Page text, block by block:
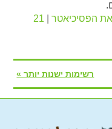
הפסיכיאטר
21
רשימות ישנות יותר »